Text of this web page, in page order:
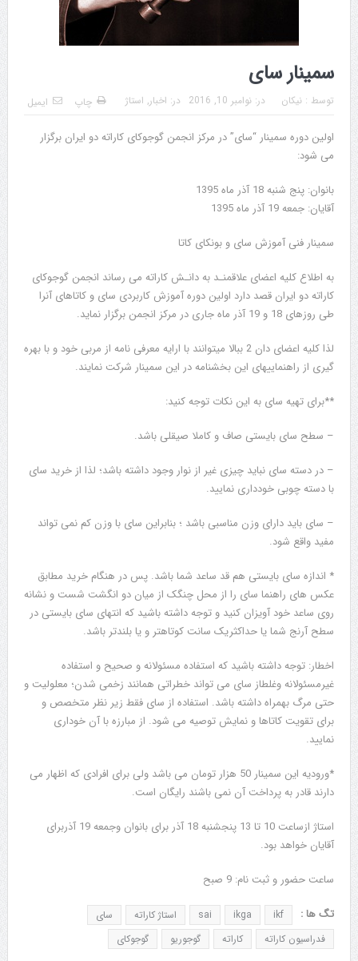
سمینار سای
توسط : نیکان در: نوامبر 10, 2016 در: اخبار, استاژ چاپ ایمیل
اولین دوره سمینار “سای” در مرکز انجمن گوجوکای کاراته دو ایران برگزار
می شود:
بانوان: پنج شنبه 18 آذر ماه 1395
آقایان: جمعه 19 آذر ماه 1395
سمینار فنی آموزش سای و بونکای کاتا
به اطلاع کلیه اعضای علاقمنـد به دانـش کاراته می رساند انجمن گوجوکای
کاراته دو ایران قصد دارد اولین دوره آموزش کاربردی سای و کاتاهای آنرا
طی روزهای 18 و 19 آذر ماه جاری در مرکز انجمن برگزار نماید.
لذا کلیه اعضای دان 2 ببالا میتوانند با ارایه معرفی نامه از مربی خود و با بهره
گیری از راهنماییهای این بخشنامه در این سمینار شرکت نمایند.
**برای تهیه سای به این نکات توجه کنید:
– سطح سای بایستی صاف و کاملا صیقلی باشد.
– در دسته سای نباید چیزی غیر از نوار وجود داشته باشد؛ لذا از خرید سای
با دسته چوبی خودداری نمایید.
– سای باید دارای وزن مناسبی باشد ؛ بنابراین سای با وزن کم نمی تواند
مفید واقع شود.
* اندازه سای بایستی هم قد ساعد شما باشد. پس در هنگام خرید مطابق
عکس های راهنما سای را از محل چنگک از میان دو انگشت شست و نشانه
روی ساعد خود آویزان کنید و توجه داشته باشید که انتهای سای بایستی در
سطح آرنج شما یا حداکثریک سانت کوتاهتر و یا بلندتر باشد.
اخطار: توجه داشته باشید که استفاده مسئولانه و صحیح و استفاده
غیرمسئولانه وغلطاز سای می تواند خطراتی همانند زخمی شدن؛ معلولیت و
حتی مرگ بهمراه داشته باشد. استفاده از سای فقط زیر نظر متخصص و
برای تقویت کاتاها و نمایش توصیه می شود. از مبارزه با آن خوداری
نمایید.
*ورودیه این سمینار 50 هزار تومان می باشد ولی برای افرادی که اظهار می
دارند قادر به پرداخت آن نمی باشند رایگان است.
استاژ ازساعت 10 تا 13 پنجشنبه 18 آذر برای بانوان وجمعه 19 آذربرای
آقایان خواهد بود.
ساعت حضور و ثبت نام: 9 صبح
تگ ها : ikf
ikga
sai استاژ کاراته
سای
فدراسیون کاراته
کاراته گوجوریو گوجوکای